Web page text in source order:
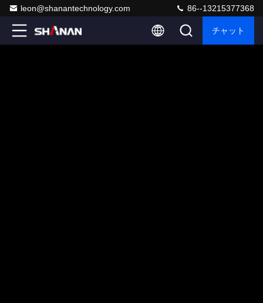
leon@shanantechnology.com 86--13215377368
チャット